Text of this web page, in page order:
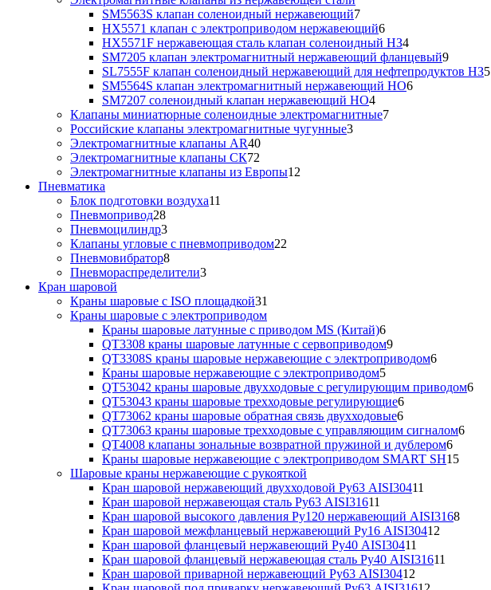
SM5563S клапан соленоидный нержавеющий7
HX5571 клапан с электроприводом нержавеющий6
HX5571F нержавеющая сталь клапан соленоидный НЗ4
SM7205 клапан электромагнитный нержавеющий фланцевый9
SL7555F клапан соленоидный нержавеющий для нефтепродуктов НЗ5
SM5564S клапан электромагнитный нержавеющий НО6
SM7207 соленоидный клапан нержавеющий НО4
Клапаны миниатюрные соленоидные электромагнитные7
Российские клапаны электромагнитные чугунные3
Электромагнитные клапаны AR40
Электромагнитные клапаны СК72
Электромагнитные клапаны из Европы12
Пневматика
Блок подготовки воздуха11
Пневмопривод28
Пневмоцилиндр3
Клапаны угловые с пневмоприводом22
Пневмовибратор8
Пневмораспределители3
Кран шаровой
Краны шаровые с ISO площадкой31
Краны шаровые с электроприводом
Краны шаровые латунные с приводом MS (Китай)6
QT3308 краны шаровые латунные с сервоприводом9
QT3308S краны шаровые нержавеющие с электроприводом6
Краны шаровые нержавеющие с электроприводом5
QT53042 краны шаровые двухходовые с регулирующим приводом6
QT53043 краны шаровые трехходовые регулирующие6
QT73062 краны шаровые обратная связь двухходовые6
QT73063 краны шаровые трехходовые с управляющим сигналом6
QT4008 клапаны зональные возвратной пружиной и дублером6
Краны шаровые нержавеющие с электроприводом SMART SH15
Шаровые краны нержавеющие с рукояткой
Кран шаровой нержавеющий двухходовой Ру63 AISI30411
Кран шаровой нержавеющая сталь Ру63 AISI31611
Кран шаровой высокого давления Ру120 нержавеющий AISI3168
Кран шаровой межфланцевый нержавеющий Ру16 AISI30412
Кран шаровой фланцевый нержавеющий Ру40 AISI30411
Кран шаровой фланцевый нержавеющая сталь Ру40 AISI31611
Кран шаровой приварной нержавеющий Ру63 AISI30412